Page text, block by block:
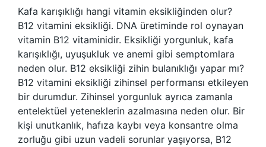
Kafa karışıklığı hangi vitamin eksikliğinden olur?
B12 vitamini eksikliği. DNA üretiminde rol oynayan
vitamin B12 vitaminidir. Eksikliği yorgunluk, kafa
karışıklığı, uyuşukluk ve anemi gibi semptomlara
neden olur. B12 eksikliği zihin bulanıklığı yapar mı?
B12 vitamini eksikliği zihinsel performansı etkileyen
bir durumdur. Zihinsel yorgunluk ayrıca zamanla
entelektüel yeteneklerin azalmasına neden olur. Bir
kişi unutkanlık, hafıza kaybı veya konsantre olma
zorluğu gibi uzun vadeli sorunlar yaşıyorsa, B12